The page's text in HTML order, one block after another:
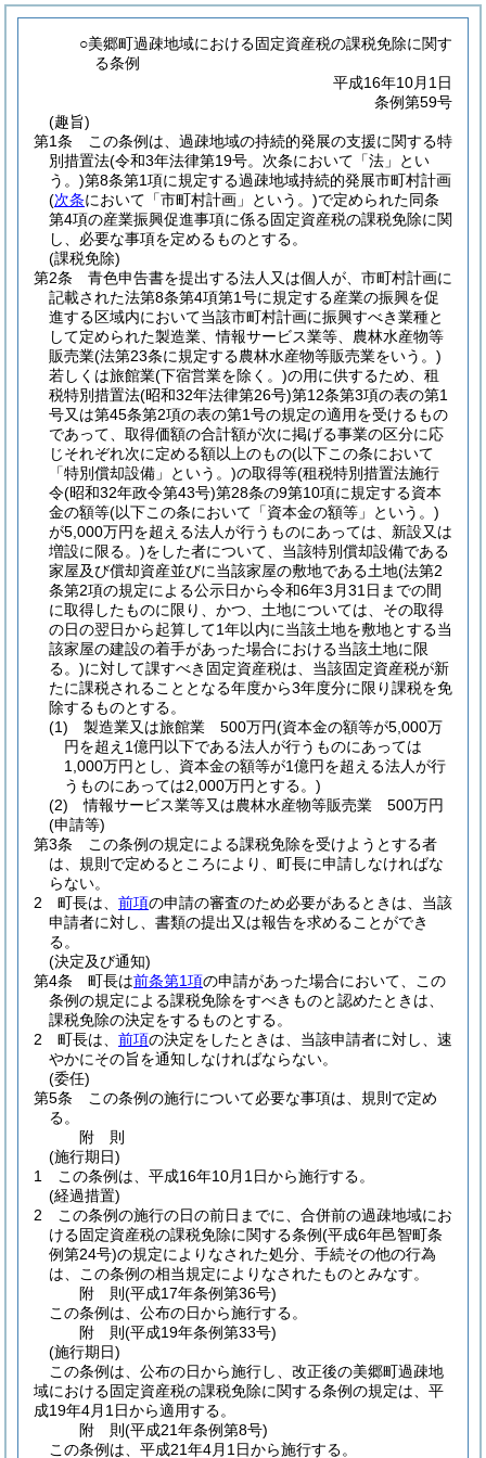
○美郷町過疎地域における固定資産税の課税免除に関す
る条例
平成16年10月1日
条例第59号
(趣旨)
第1条
この条例は、過疎地域の持続的発展の支援に関する特
別措置法(令和3年法律第19号。次条において「法」とい
う。)第8条第1項に規定する過疎地域持続的発展市町村計画
(次条において「市町村計画」という。)で定められた同条
第4項の産業振興促進事項に係る固定資産税の課税免除に関
し、必要な事項を定めるものとする。
(課税免除)
第2条
青色申告書を提出する法人又は個人が、市町村計画に
記載された法第8条第4項第1号に規定する産業の振興を促
進する区域内において当該市町村計画に振興すべき業種と
して定められた製造業、情報サービス業等、農林水産物等
販売業(法第23条に規定する農林水産物等販売業をいう。)
若しくは旅館業(下宿営業を除く。)の用に供するため、租
税特別措置法(昭和32年法律第26号)第12条第3項の表の第1
号又は第45条第2項の表の第1号の規定の適用を受けるもの
であって、取得価額の合計額が次に掲げる事業の区分に応
じそれぞれ次に定める額以上のもの(以下この条において
「特別償却設備」という。)の取得等(租税特別措置法施行
令(昭和32年政令第43号)第28条の9第10項に規定する資本
金の額等(以下この条において「資本金の額等」という。)
が5,000万円を超える法人が行うものにあっては、新設又は
増設に限る。)をした者について、当該特別償却設備である
家屋及び償却資産並びに当該家屋の敷地である土地(法第2
条第2項の規定による公示日から令和6年3月31日までの間
に取得したものに限り、かつ、土地については、その取得
の日の翌日から起算して1年以内に当該土地を敷地とする当
該家屋の建設の着手があった場合における当該土地に限
る。)に対して課すべき固定資産税は、当該固定資産税が新
たに課税されることとなる年度から3年度分に限り課税を免
除するものとする。
(1)
製造業又は旅館業 500万円(資本金の額等が5,000万
円を超え1億円以下である法人が行うものにあっては
1,000万円とし、資本金の額等が1億円を超える法人が行
うものにあっては2,000万円とする。)
(2)
情報サービス業等又は農林水産物等販売業 500万円
(申請等)
第3条
この条例の規定による課税免除を受けようとする者
は、規則で定めるところにより、町長に申請しなければな
らない。
2
町長は、 前項の申請の審査のため必要があるときは、当該
申請者に対し、書類の提出又は報告を求めることができ
る。
(決定及び通知)
第4条
町長は前条第1項の申請があった場合において、この
条例の規定による課税免除をすべきものと認めたときは、
課税免除の決定をするものとする。
2
町長は、 前項の決定をしたときは、当該申請者に対し、速
やかにその旨を通知しなければならない。
(委任)
第5条
この条例の施行について必要な事項は、規則で定め
る。
附 則
(施行期日)
1
この条例は、平成16年10月1日から施行する。
(経過措置)
2
この条例の施行の日の前日までに、合併前の過疎地域にお
ける固定資産税の課税免除に関する条例(平成6年邑智町条
例第24号)の規定によりなされた処分、手続その他の行為
は、この条例の相当規定によりなされたものとみなす。
附 則(平成17年条例第36号)
この条例は、公布の日から施行する。
附 則(平成19年条例第33号)
(施行期日)
この条例は、公布の日から施行し、改正後の美郷町過疎地
域における固定資産税の課税免除に関する条例の規定は、平
成19年4月1日から適用する。
附 則(平成21年条例第8号)
この条例は、平成21年4月1日から施行する。